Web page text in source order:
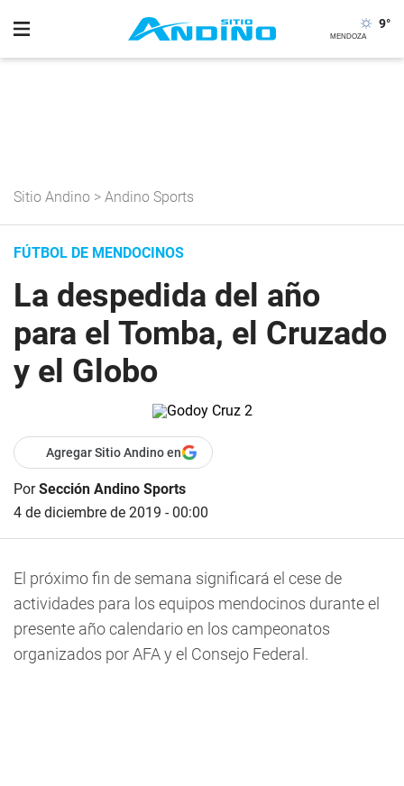
9°
Sitio Andino > Andino Sports
FÚTBOL DE MENDOCINOS
La despedida del año
para el Tomba, el Cruzado
y el Globo
Agregar Sitio Andino en
PorSección Andino Sports
4 de diciembre de 2019 - 00:00
El próximo fin de semana significará el cese de
actividades para los equipos mendocinos durante el
presente año calendario en los campeonatos
organizados por AFA y el Consejo Federal.